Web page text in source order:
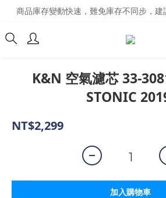
商品庫存變動快速，難免庫存不同步，
商品庫存變動快速，難免庫存不同步，
經營超過20年的改裝老字號
K&N 空氣濾芯 33-
STONIC
NT$2,299
加入購物車